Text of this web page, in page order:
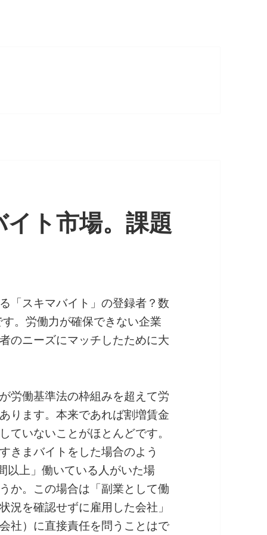
ト市場。課題
「スキマバイト」の登録者？数
。労働力が確保できない企業
のニーズにマッチしたために大
労働基準法の枠組みを超えて労
ります。本来であれば割増賃金
ていないことがほとんどです。
きまバイトをした場合のよう
以上」働いている人がいた場
か。この場合は「副業として働
況を確認せずに雇用した会社」
社）に直接責任を問うことはで